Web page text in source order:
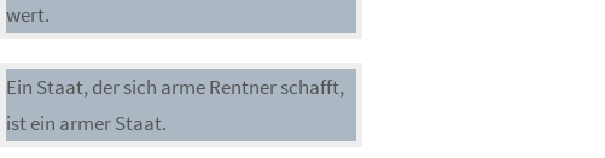
wert.
Ein Staat, der sich arme Rentner schafft,
ist ein armer Staat.